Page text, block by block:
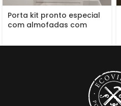
Porta kit pronto especial
com almofadas com
acetinado